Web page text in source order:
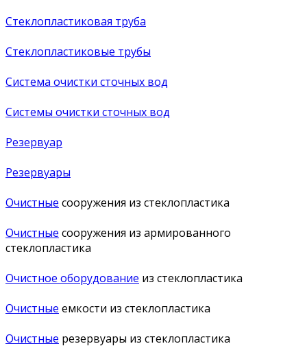
Стеклопластиковая труба
Стеклопластиковые трубы
Система очистки сточных вод
Системы очистки сточных вод
Резервуар
Резервуары
Очистные сооружения из стеклопластика
Очистные сооружения из армированного
стеклопластика
Очистное оборудование из стеклопластика
Очистные емкости из стеклопластика
Очистные резервуары из стеклопластика